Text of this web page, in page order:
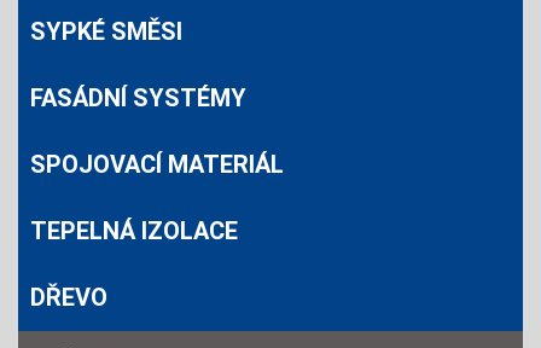
SYPKÉ SMĚSI
FASÁDNÍ SYSTÉMY
SPOJOVACÍ MATERIÁL
TEPELNÁ IZOLACE
DŘEVO